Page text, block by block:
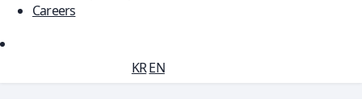
Careers
KREN